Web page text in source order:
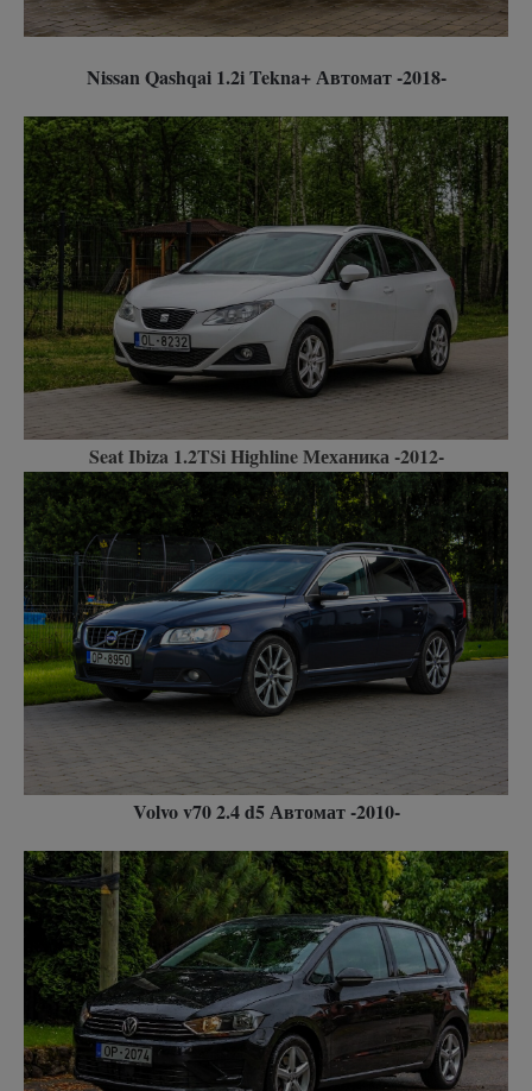
Nissan Qashqai 1.2i Tekna+ Автомат -2018-
Seat Ibiza 1.2TSi Highline Механика -2012-
Volvo v70 2.4 d5 Автомат -2010-